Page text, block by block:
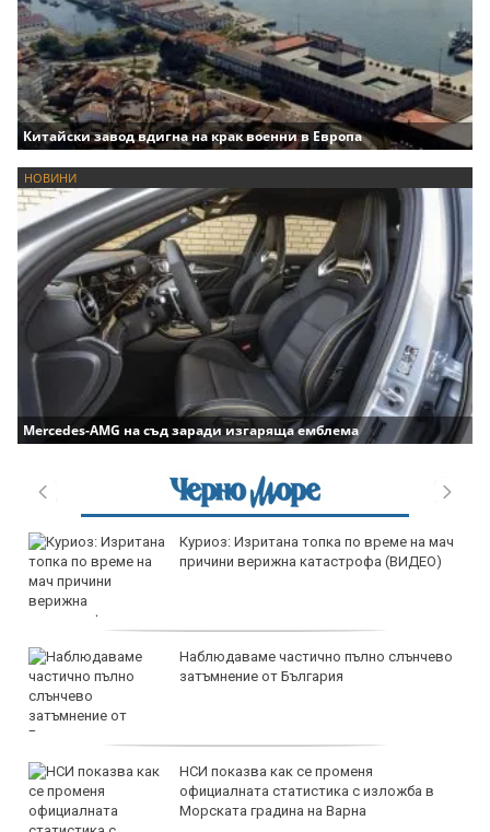
Китайски завод вдигна на крак военни в Европа
НОВИНИ
Mercedes-AMG на съд заради изгаряща емблема
дава под наем, Двустаен апартамент, 55
m2 София, Център, ул. Иван Денкоглу, 700
дава под наем, Двустаен апартамент, 72
m2 София, Младост 4, 750 EUR
продава, Тристаен апартамент, 93 m2
София, Надежда 2, 275000 EUR